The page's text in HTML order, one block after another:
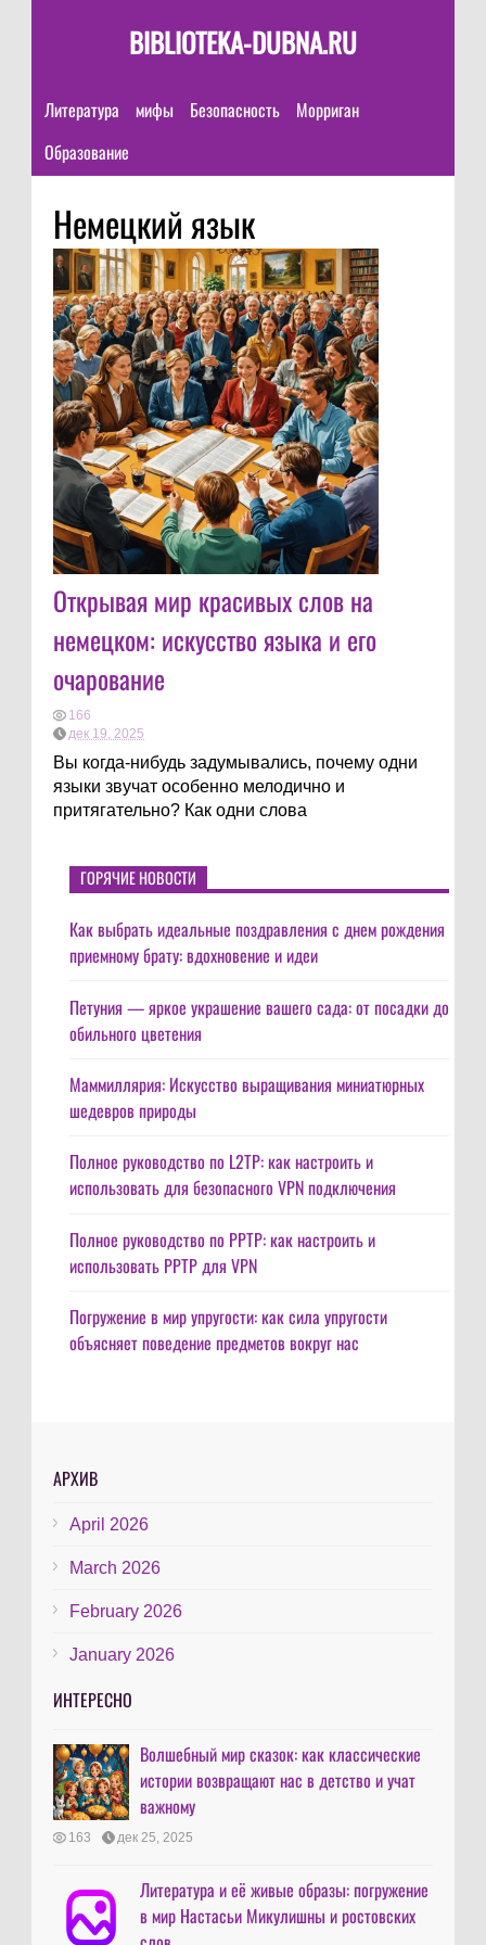
BIBLIOTEKA-DUBNA.RU
Литература мифы Безопасность
Морриган
Образование
Немецкий язык
Открывая мир красивых слов на
немецком: искусство языка и его
очарование
166
дек 19, 2025
Вы когда-нибудь задумывались, почему одни
языки звучат особенно мелодично и
притягательно? Как одни слова
ГОРЯЧИЕ НОВОСТИ
Как выбрать идеальные поздравления с днем рождения
приемному брату: вдохновение и идеи
Петуния — яркое украшение вашего сада: от посадки до
обильного цветения
Маммиллярия: Искусство выращивания миниатюрных
шедевров природы
Полное руководство по L2TP: как настроить и
использовать для безопасного VPN подключения
Полное руководство по PPTP: как настроить и
использовать PPTP для VPN
Погружение в мир упругости: как сила упругости
объясняет поведение предметов вокруг нас
АРХИВ
April 2026
March 2026
February 2026
January 2026
ИНТЕРЕСНО
Волшебный мир сказок: как классические
истории возвращают нас в детство и учат
важному
163 дек 25, 2025
Литература и её живые образы: погружение
в мир Настасьи Микулишны и ростовских